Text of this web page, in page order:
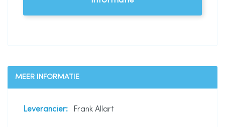
MEER INFORMATIE
Meer
Frank Allart